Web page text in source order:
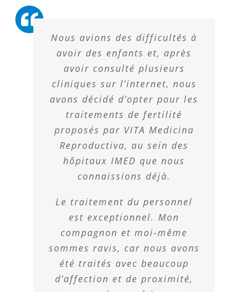
Nous avions des difficultés à
avoir des enfants et, après
avoir consulté plusieurs
cliniques sur l’internet, nous
avons décidé d’opter pour les
traitements de fertilité
proposés par VITA Medicina
Reproductiva, au sein des
hôpitaux IMED que nous
connaissions déjà.
Le traitement du personnel
est exceptionnel. Mon
compagnon et moi-même
sommes ravis, car nous avons
été traités avec beaucoup
d’affection et de proximité,